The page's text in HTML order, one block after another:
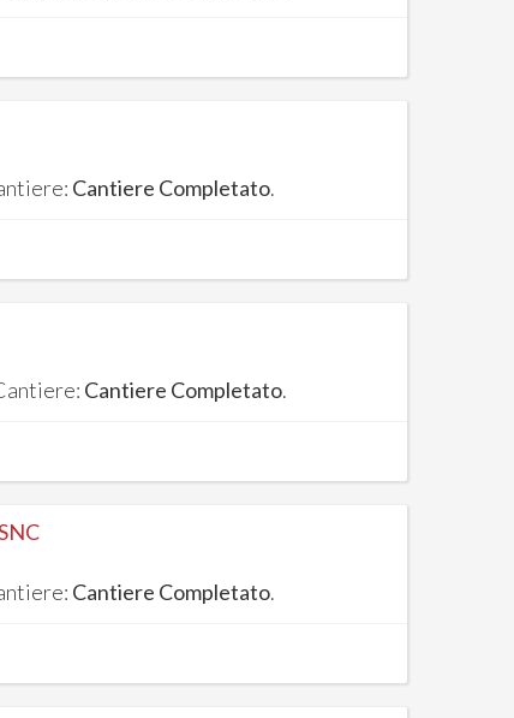
Cantiere Completato.
Cantiere Completato.
Cantiere Completato.